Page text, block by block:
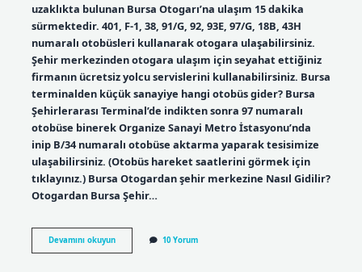
uzaklıkta bulunan Bursa Otogarı’na ulaşım 15 dakika
sürmektedir. 401, F-1, 38, 91/G, 92, 93E, 97/G, 18B, 43H
numaralı otobüsleri kullanarak otogara ulaşabilirsiniz.
Şehir merkezinden otogara ulaşım için seyahat ettiğiniz
firmanın ücretsiz yolcu servislerini kullanabilirsiniz. Bursa
terminalden küçük sanayiye hangi otobüs gider? Bursa
Şehirlerarası Terminal’de indikten sonra 97 numaralı
otobüse binerek Organize Sanayi Metro İstasyonu’nda
inip B/34 numaralı otobüse aktarma yaparak tesisimize
ulaşabilirsiniz. (Otobüs hareket saatlerini görmek için
tıklayınız.) Bursa Otogardan şehir merkezine Nasıl Gidilir?
Otogardan Bursa Şehir…
Devamını okuyunBursa
Setbaşı
10 Yorum